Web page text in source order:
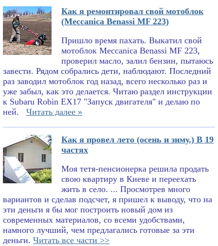
Как я ремонтировал свой мотоблок
(Meccanica Benassi MF 223)
Пришло время пахать. Выкатил свой
мотоблок Meccanica Benassi MF 223,
проверил масло, залил бензин, пытаюсь
завести. Рядом собрались дети, наблюдают. Последний
раз заводил мотоблок год назад, всего несколько раз и
уже забыл, как это делается. Читаю раздел инструкции
к Subaru Robin EX17 "Запуск двигателя" и делаю по
ней.
Читать далее »
Как я провел лето (осень и зиму.) В 19
частях
Моя тетя-пенсионерка решила продать
свою квартиру в Киеве и переехать
жить в село. ... Просмотрев много
вариантов и сделав подсчет, я пришел к выводу, что на
эти деньги я бы мог построить новый дом из
современных материалов, со всеми удобствами,
намного лучший, чем предлагались готовые за эти
деньги. Читать все части >>